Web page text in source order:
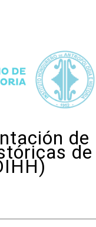
de
de